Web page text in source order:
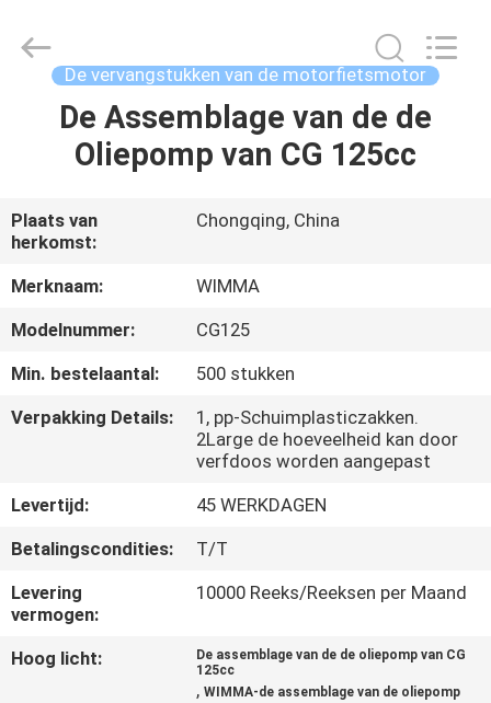
THUIS
VIDEO'S
OVER
ONS
FABRIEKSTOCHT
KWALITEITSCONTROLE
VRAAG
EEN
Spare
Parts
De vervangstukken van de motorfietsmotor
De Assemblage van de de
Oliepomp van CG 125cc
Plaats van
herkomst:
Chongqing, China
Merknaam:
WIMMA
Modelnummer:
CG125
Min. bestelaantal:
500 stukken
Verpakking Details:
1, pp-Schuimplasticzakken.
2Large de hoeveelheid kan door
verfdoos worden aangepast
Levertijd:
45 WERKDAGEN
Betalingscondities:
T/T
Levering
vermogen:
10000 Reeks/Reeksen per Maand
Hoog licht:
De assemblage van de de oliepomp van CG
125cc
,WIMMA-de assemblage van de oliepomp